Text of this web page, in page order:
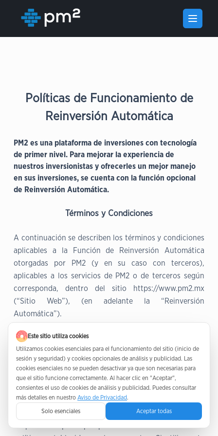
Open
Políticas de Funcionamiento de
Reinversión Automática
PM2 es una plataforma de inversiones con tecnología
de primer nivel. Para mejorar la experiencia de
nuestros inversionistas y ofrecerles un mejor manejo
en sus inversiones, se cuenta con la función opcional
de Reinversión Automática.
Términos y Condiciones
A continuación se describen los términos y condiciones
aplicables a la Función de Reinversión Automática
otorgadas por PM2 (y en su caso con terceros),
aplicables a los servicios de PM2 o de terceros según
corresponda, dentro del sitio https://www.pm2.mx
(“Sitio Web”), (en adelante la “Reinversión
Automática”).
USTED RECONOCE Y MANIFIESTA QUE, MEDIANTE EL
USO DE LOS SERVICIOS DE PM2, HA LEÍDO ESTOS
TÉRMINOS Y CONDICIONES APLICABLES A LA
REINVERSIÓN AUTOMÁTICA, LAS ENTIENDE, Y SE
OBLIGA A LAS MISMAS.
El uso de la Reinversión Automática implica la
Este sitio utiliza cookies
Utilizamos cookies esenciales para el funcionamiento del sitio (inicio de
sesión y seguridad) y cookies opcionales de análisis y publicidad. Las
cookies esenciales no se pueden desactivar ya que son necesarias para
que el sitio funcione correctamente. Al hacer clic en "Aceptar",
consientes el uso de cookies de análisis y publicidad. Puedes consultar
más detalles en nuestro Aviso de Privacidad.
Solo esenciales Aceptar todas